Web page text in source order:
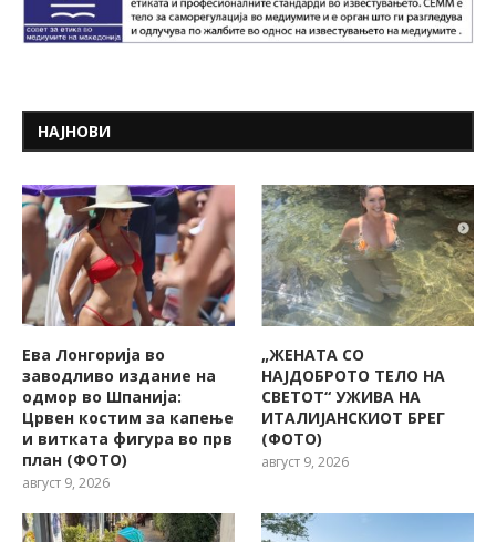
НАЈНОВИ
Ева Лонгорија во
заводливо издание на
одмор во Шпанија:
Црвен костим за капење
и витката фигура во прв
план (ФОТО)
август 9, 2026
„ЖЕНАТА СО
НАЈДОБРОТО ТЕЛО НА
СВЕТОТ“ УЖИВА НА
ИТАЛИЈАНСКИОТ БРЕГ
(ФОТО)
август 9, 2026